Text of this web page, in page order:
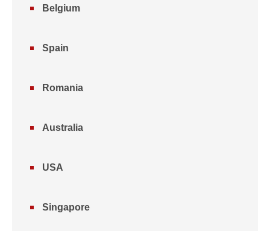
Belgium
Spain
Romania
Australia
USA
Singapore